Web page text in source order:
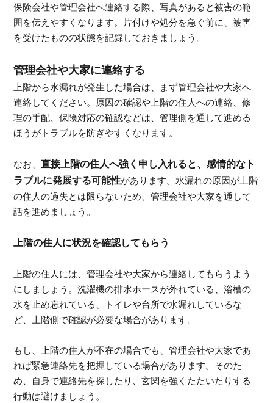
保険会社や管理会社へ連絡する際、写真があると被害の範
囲を伝えやすくなります。片付けや処分を急ぐ前に、被害
を受けたものの状態を記録しておきましょう。
管理会社や大家に連絡する
上階から水漏れが発生した場合は、まず管理会社や大家へ
連絡してください。原因の確認や上階の住人への連絡、修
理の手配、保険対応の確認などは、管理側を通して進める
ほうがトラブルを防ぎやすくなります。
なお、直接上階の住人へ強く申し入れると、感情的なト
ラブルに発展する可能性があります。水漏れの原因が上階
の住人の過失とは限らないため、管理会社や大家を通して
話を進めましょう。
上階の住人に状況を確認してもらう
上階の住人には、管理会社や大家から連絡してもらうよう
にしましょう。洗濯機の排水ホースが外れている、浴槽の
水を止め忘れている、トイレや台所で水漏れしているな
ど、上階側で確認が必要な場合があります。
もし、上階の住人が不在の場合でも、管理会社や大家であ
れば緊急連絡先を把握している場合があります。そのた
め、自身で連絡先を探したり、玄関を強くたたいたりする
行動は避けましょう。